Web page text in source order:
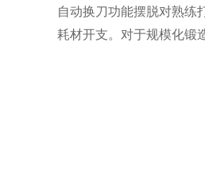
自动换刀功能摆脱对熟练
耗材开支。对于规模化锻